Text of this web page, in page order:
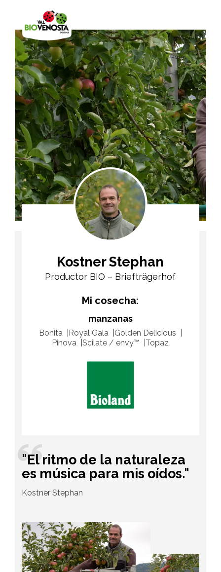
Kostner Stephan
Productor BIO – Briefträgerhof
Mi cosecha:
manzanas
Bonita Royal Gala
Golden Delicious
Pinova
Scilate / envy™ Topaz
"El ritmo de la naturaleza
es música para mis oídos."
Kostner Stephan